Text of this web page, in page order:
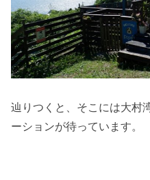
辿りつくと、そこには大村
ーションが待っています。